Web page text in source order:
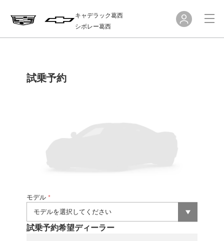
キャデラック葛西
シボレー葛西
試乗予約
モデル *
試乗予約希望ディーラー